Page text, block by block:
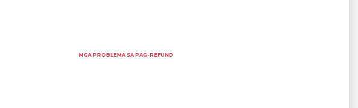
MGA PROBLEMA SA PAG-REFUND